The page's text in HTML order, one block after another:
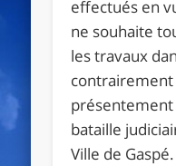
effectués en
ne souhaite
les travaux
contrairement
présentement
bataille
Ville de